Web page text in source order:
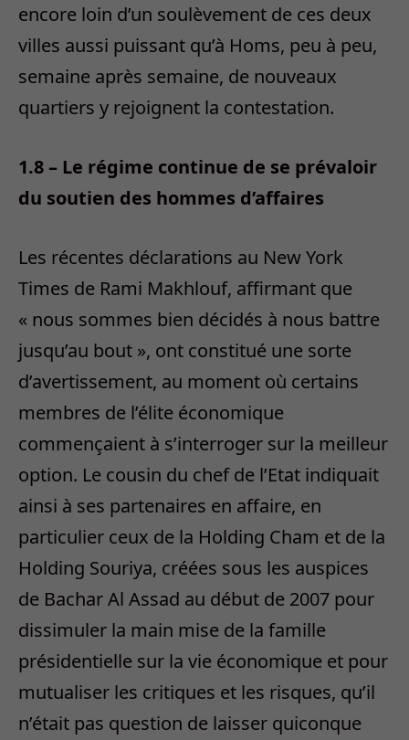
encore loin d’un soulèvement de ces deux
villes aussi puissant qu’à Homs, peu à peu,
semaine après semaine, de nouveaux
quartiers y rejoignent la contestation.
1.8 – Le régime continue de se prévaloir
du soutien des hommes d’affaires
Les récentes déclarations au New York
Times de Rami Makhlouf, affirmant que
« nous sommes bien décidés à nous battre
jusqu’au bout », ont constitué une sorte
d’avertissement, au moment où certains
membres de l’élite économique
commençaient à s’interroger sur la meilleur
option. Le cousin du chef de l’Etat indiquait
ainsi à ses partenaires en affaire, en
particulier ceux de la Holding Cham et de la
Holding Souriya, créées sous les auspices
de Bachar Al Assad au début de 2007 pour
dissimuler la main mise de la famille
présidentielle sur la vie économique et pour
mutualiser les critiques et les risques, qu’il
n’était pas question de laisser quiconque